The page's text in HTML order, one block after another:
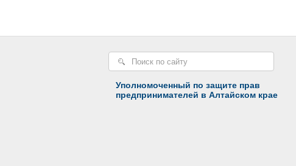
Уполномоченный по защите прав
предпринимателей в Алтайском крае